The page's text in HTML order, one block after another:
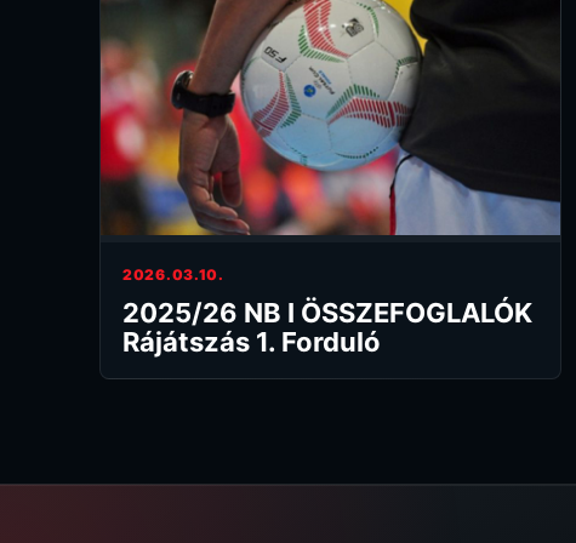
2026.03.10.
2025/26 NB I ÖSSZEFOGLALÓK
Rájátszás 1. Forduló